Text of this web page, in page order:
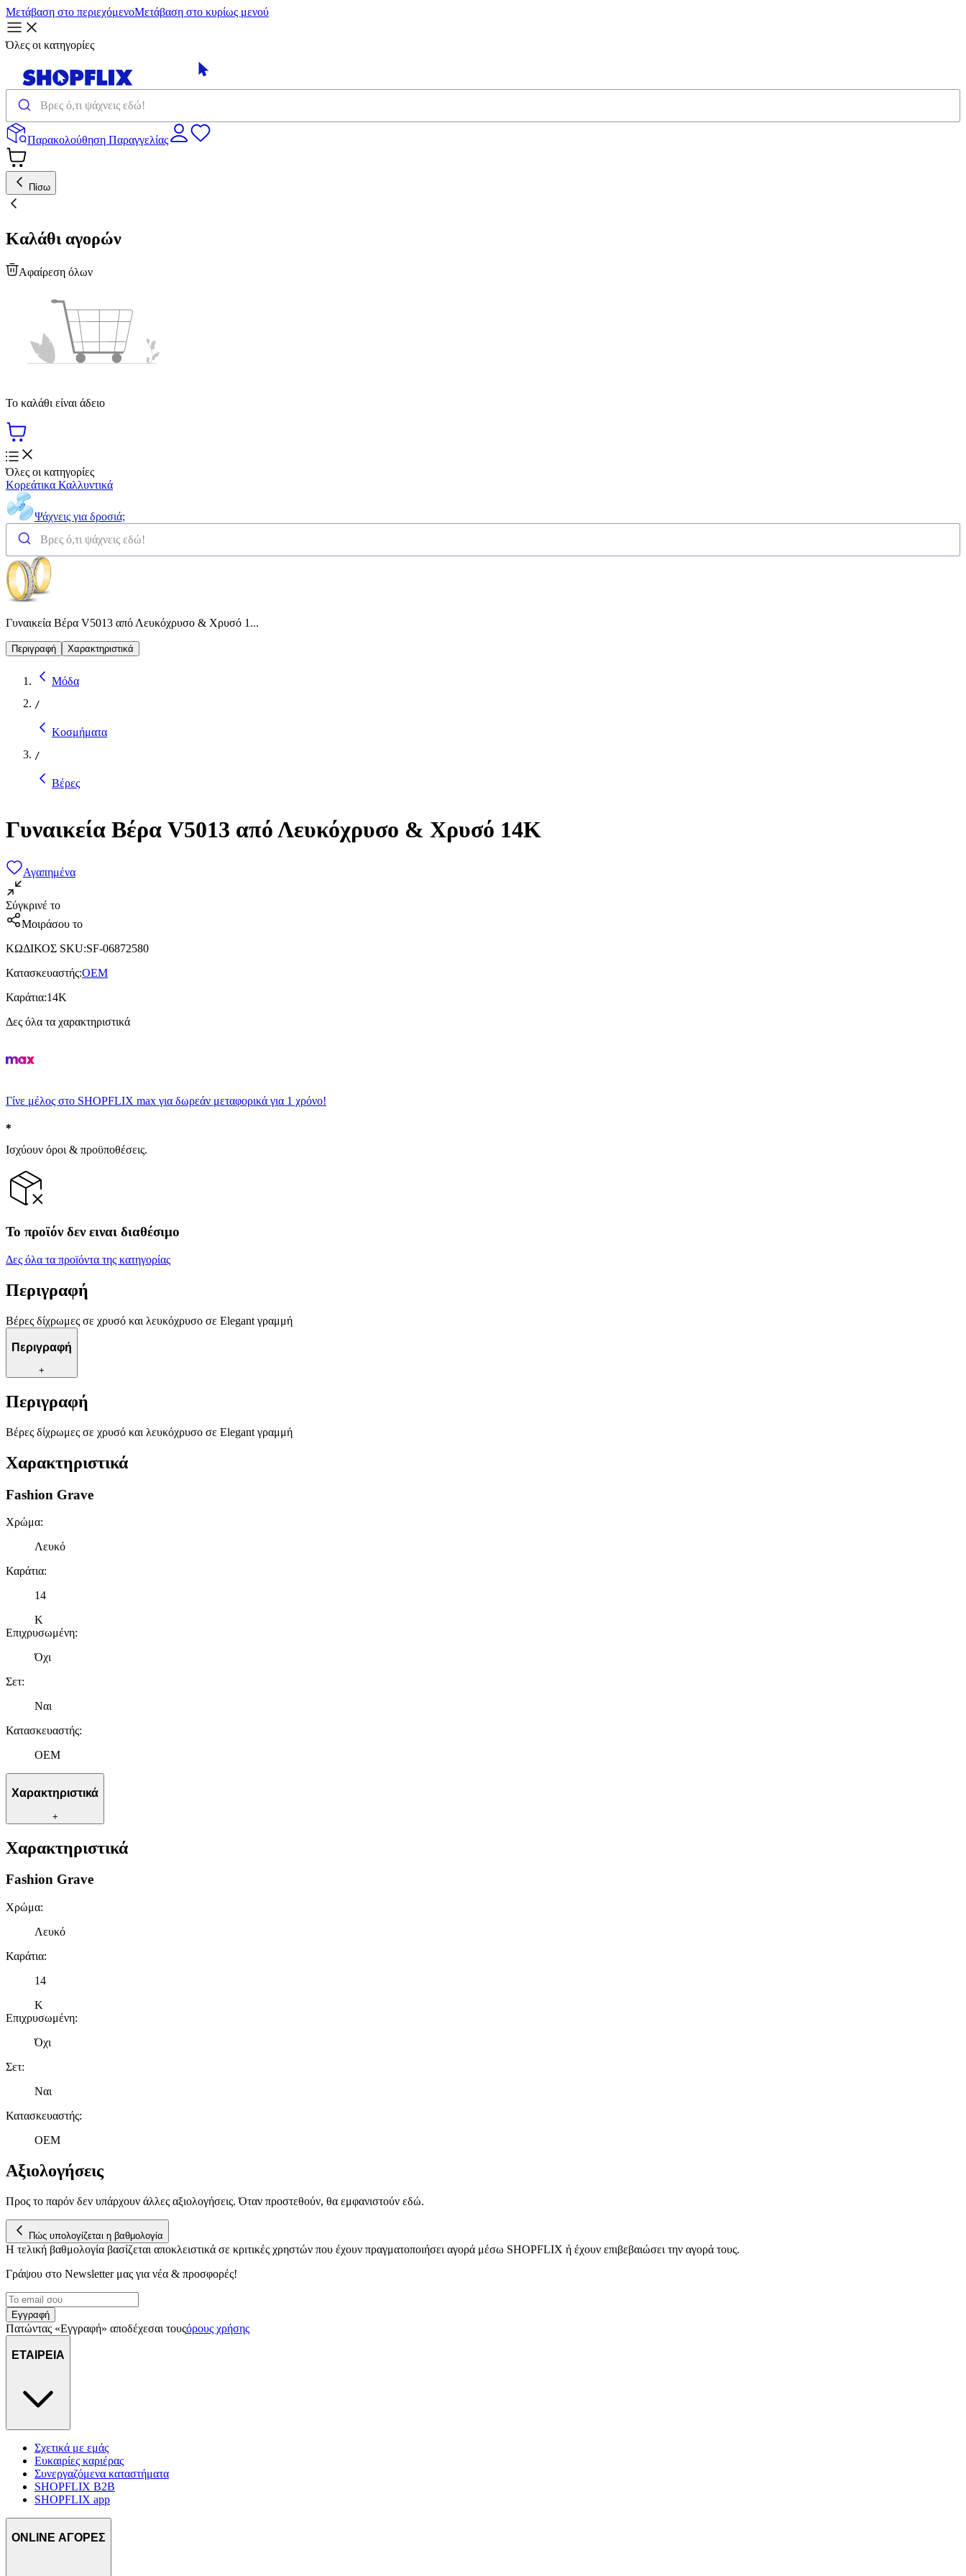
Μετάβαση στο περιεχόμενοΜετάβαση στο κυρίως μενού
Όλες οι κατηγορίες
Παρακολούθηση Παραγγελίας
Πίσω
Καλάθι αγορών
Αφαίρεση όλων
Το καλάθι είναι άδειο
Όλες οι κατηγορίες
Κορεάτικα Καλλυντικά
Ψάχνεις για δροσιά;
Γυναικεία Βέρα V5013 από Λευκόχρυσο & Χρυσό 1...
Περιγραφή Χαρακτηριστικά
Μόδα
/
Κοσμήματα
/
Βέρες
Γυναικεία Βέρα V5013 από Λευκόχρυσο & Χρυσό 14Κ
Αγαπημένα
Σύγκρινέ το
Μοιράσου το
ΚΩΔΙΚΟΣ SKU:SF-06872580
Κατασκευαστής:OEM
Καράτια:14K
Δες όλα τα χαρακτηριστικά
Γίνε μέλος στο SHOPFLIX max για δωρεάν μεταφορικά για 1 χρόνο!
Ισχύουν όροι & προϋποθέσεις.
Το προϊόν δεν ειναι διαθέσιμο
Δες όλα τα προϊόντα της κατηγορίας
Περιγραφή
Βέρες δίχρωμες σε χρυσό και λευκόχρυσο σε Elegant γραμμή
Περιγραφή
+
Περιγραφή
Βέρες δίχρωμες σε χρυσό και λευκόχρυσο σε Elegant γραμμή
Χαρακτηριστικά
Fashion Grave
Χρώμα:
Λευκό
Καράτια:
14
K
Επιχρυσωμένη:
Όχι
Σετ:
Ναι
Κατασκευαστής:
OEM
Χαρακτηριστικά
+
Χαρακτηριστικά
Fashion Grave
Χρώμα:
Λευκό
Καράτια:
14
K
Επιχρυσωμένη:
Όχι
Σετ:
Ναι
Κατασκευαστής:
OEM
Αξιολογήσεις
Προς το παρόν δεν υπάρχουν άλλες αξιολογήσεις. Όταν προστεθούν, θα εμφανιστούν εδώ.
Πώς υπολογίζεται η βαθμολογία
Η τελική βαθμολογία βασίζεται αποκλειστικά σε κριτικές χρηστών που έχουν πραγματοποιήσει αγορά μέσω SHOPFLIX ή έχουν επιβεβαιώσει την αγορά τους.
Γράψου στο Νewsletter μας για νέα & προσφορές!
Εγγραφή
Πατώντας «Εγγραφή» αποδέχεσαι τουςόρους χρήσης
ΕΤΑΙΡΕΙΑ
Σχετικά με εμάς
Ευκαιρίες καριέρας
Συνεργαζόμενα καταστήματα
SHOPFLIX B2B
SHOPFLIX app
ONLINE ΑΓΟΡΕΣ